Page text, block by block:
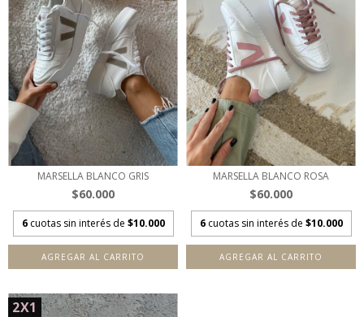
MARSELLA BLANCO GRIS
$60.000
6 cuotas sin interés de $10.000
AGREGAR AL CARRITO
MARSELLA BLANCO ROSA
$60.000
6 cuotas sin interés de $10.000
AGREGAR AL CARRITO
2X1